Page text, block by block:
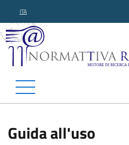
ITA
Normattiva
Guida all'uso